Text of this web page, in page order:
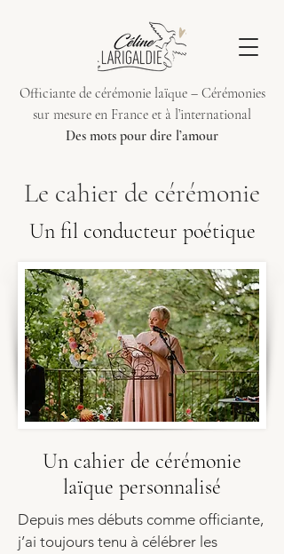
Officiante de cérémonie laïque – Cérémonies
sur mesure en France et à l’international
Des mots pour dire l’amour
Le cahier de cérémonie
Un fil conducteur poétique
Un cahier de cérémonie
laïque personnalisé
Depuis mes débuts comme officiante,
j’ai toujours tenu à célébrer les